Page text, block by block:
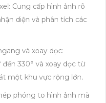
Cung cấp hình ảnh rõ
diện và phân tích các
và xoay dọc:
330° và xoay dọc từ
một khu vực rộng lớn.
phóng to hình ảnh mà